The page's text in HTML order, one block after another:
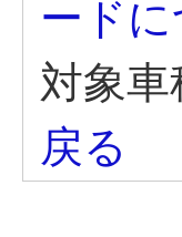
ード
対象車
戻る